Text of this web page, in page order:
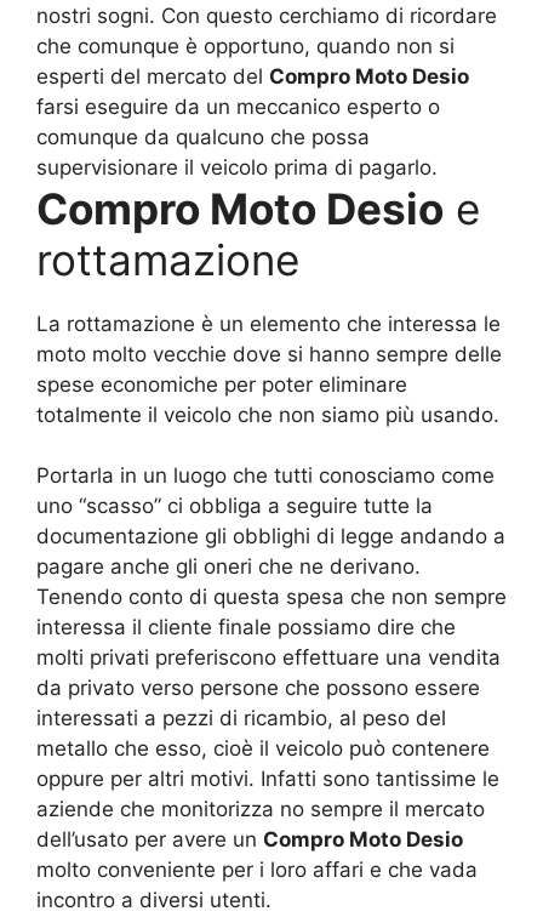
nostri sogni. Con questo cerchiamo di ricordare
che comunque è opportuno, quando non si
esperti del mercato del Compro Moto Desio
farsi eseguire da un meccanico esperto o
comunque da qualcuno che possa
supervisionare il veicolo prima di pagarlo.
Compro Moto Desio e
rottamazione
La rottamazione è un elemento che interessa le
moto molto vecchie dove si hanno sempre delle
spese economiche per poter eliminare
totalmente il veicolo che non siamo più usando.
Portarla in un luogo che tutti conosciamo come
uno “scasso” ci obbliga a seguire tutte la
documentazione gli obblighi di legge andando a
pagare anche gli oneri che ne derivano.
Tenendo conto di questa spesa che non sempre
interessa il cliente finale possiamo dire che
molti privati preferiscono effettuare una vendita
da privato verso persone che possono essere
interessati a pezzi di ricambio, al peso del
metallo che esso, cioè il veicolo può contenere
oppure per altri motivi. Infatti sono tantissime le
aziende che monitorizza no sempre il mercato
dell’usato per avere un Compro Moto Desio
molto conveniente per i loro affari e che vada
incontro a diversi utenti.